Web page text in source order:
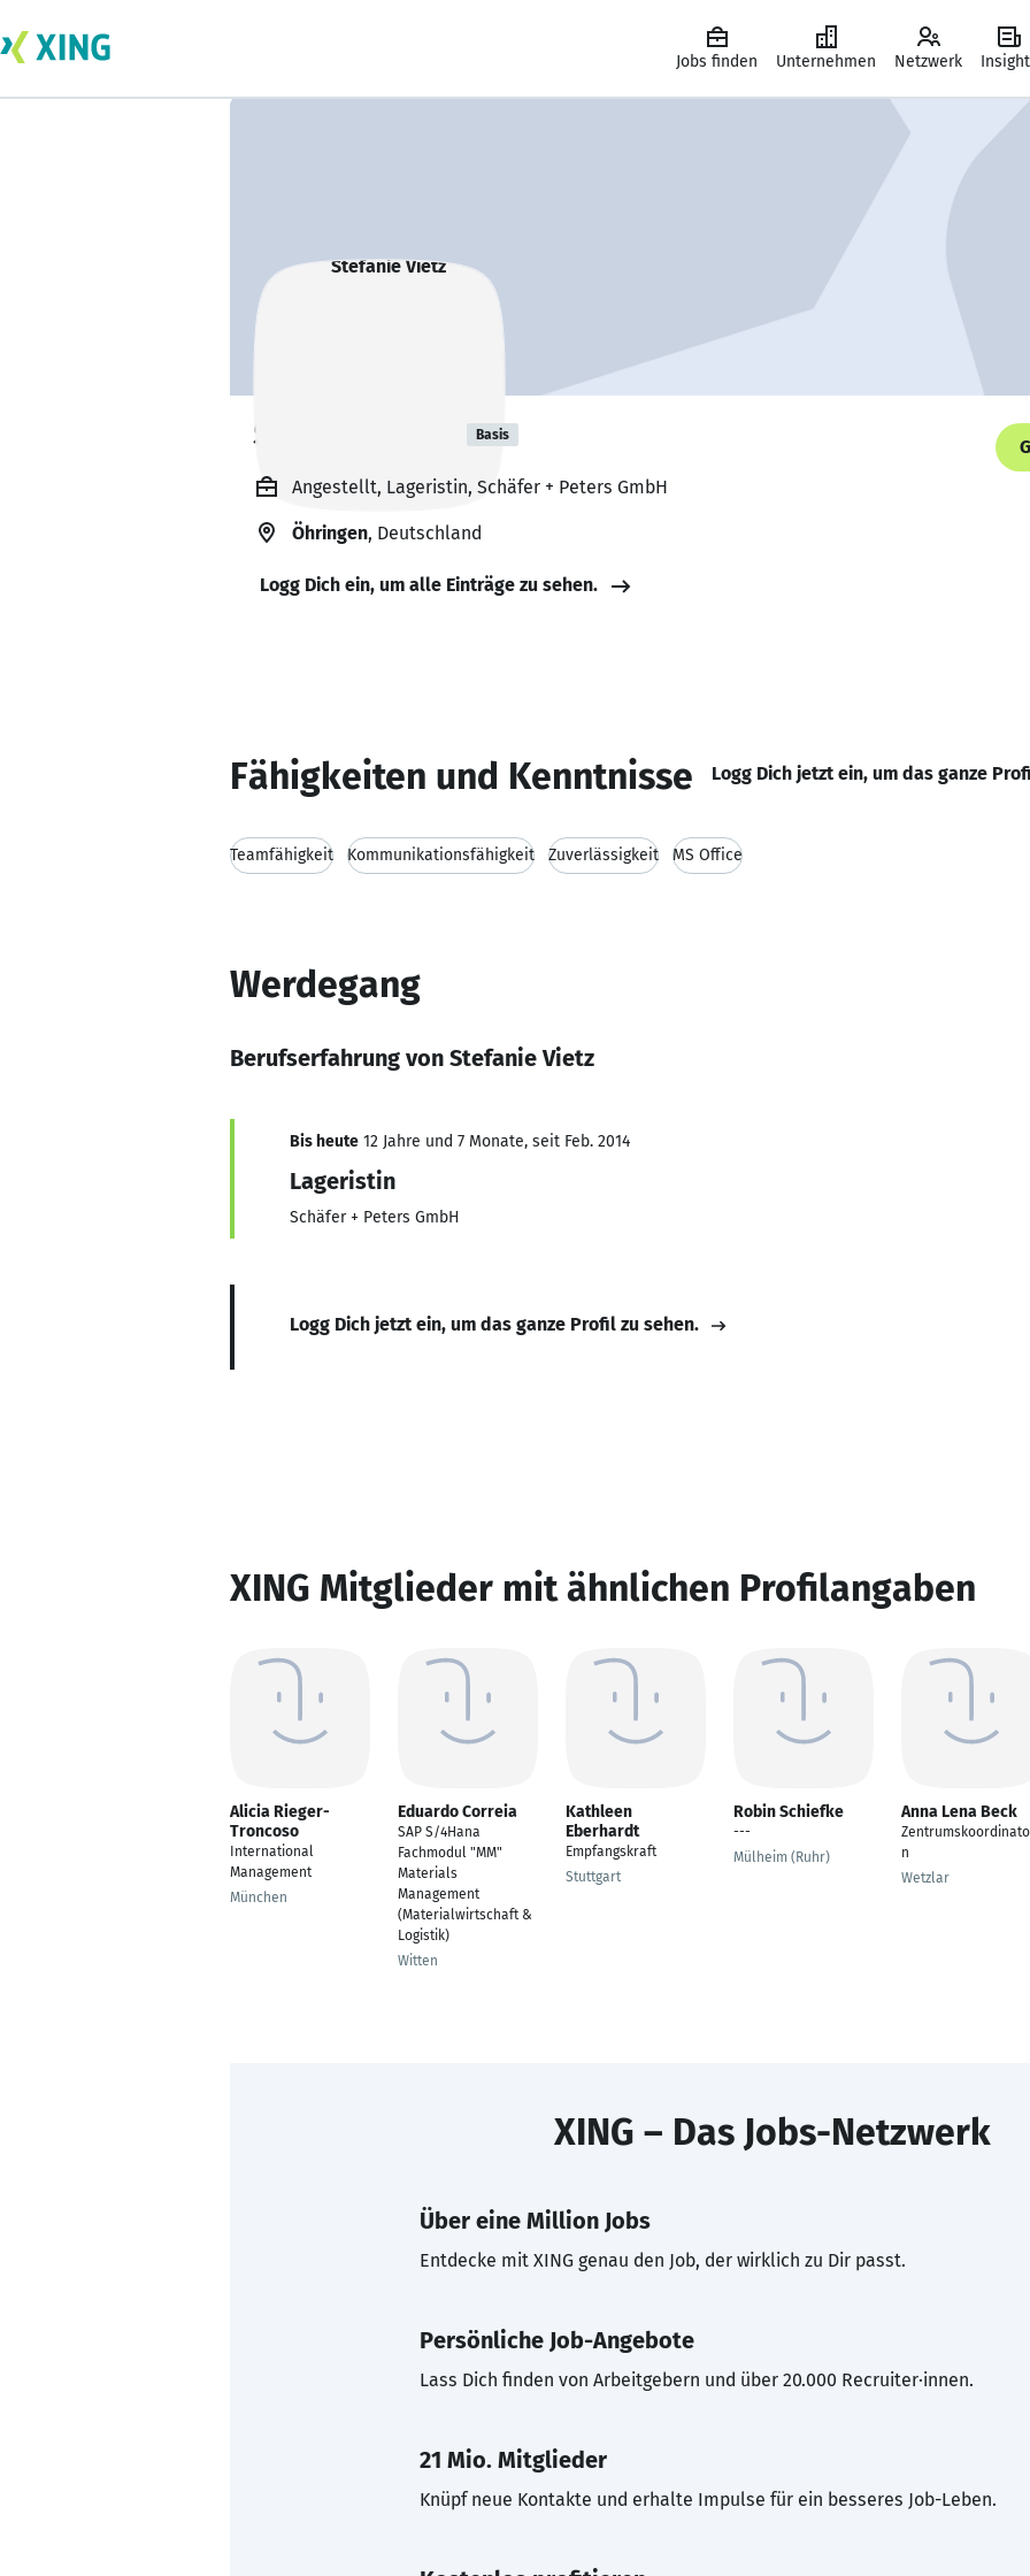
Jobs finden Unternehmen Netzwerk
Stefanie Vietz Basis
Angestellt, Lageristin, Schäfer + Peters GmbH
Öhringen, Deutschland
Logg Dich ein, um alle Einträge zu sehen.
Fähigkeiten und Kenntnisse Logg Dich jetzt ein, um das ganze
Teamfähigkeit Kommunikationsfähigkeit Zuverlässigkeit MS Office
Werdegang
Berufserfahrung von Stefanie Vietz
Bis heute 12 Jahre und 7 Monate, seit Feb. 2014
Lageristin
Schäfer + Peters GmbH
Logg Dich jetzt ein, um das ganze Profil zu sehen.
XING Mitglieder mit ähnlichen Profilangaben
Alicia Rieger-
Troncoso
International
Management
München
Eduardo Correia
SAP S/4Hana
Fachmodul "MM"
Materials
Management
(Materialwirtschaft &
Logistik)
Witten
Kathleen
Eberhardt
Empfangskraft
Stuttgart
Robin Schiefke
---
Mülheim (Ruhr)
Anna Lena Beck
n
Wetzlar
XING – Das Jobs-Netzwerk
Über eine Million Jobs
Entdecke mit XING genau den Job, der wirklich zu Dir passt.
Persönliche Job-Angebote
Lass Dich finden von Arbeitgebern und über 20.000 Recruiter·innen.
21 Mio. Mitglieder
Knüpf neue Kontakte und erhalte Impulse für ein besseres Job-Leben.